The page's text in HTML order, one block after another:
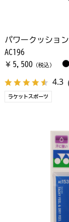
パワークッショ
AC196
￥ 5,500 （税込）
4.3
ラケットスポーツ